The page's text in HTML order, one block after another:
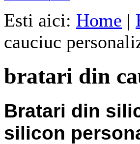
Esti aici: Home |
cauciuc
bratari din
Bratari din
silicon